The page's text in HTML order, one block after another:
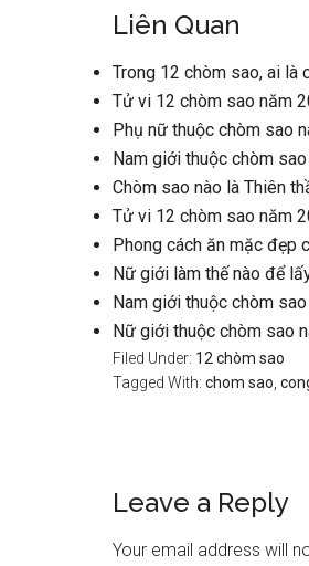
Liên Quan
Trong 12 chòm sao, ai là
Tử vi 12 chòm sao năm
Phụ nữ thuộc chòm sao
Nam giới thuộc chòm
Chòm sao nào là Thiên
Tử vi 12 chòm sao năm
Phong cách ăn mặc đẹp
Nữ giới làm thế nào để
Nam giới thuộc chòm
Nữ giới thuộc chòm sao
Filed Under: 12 chòm sao
Tagged With: chom sao
Reader
Interactions
Leave a Reply
Your email address will